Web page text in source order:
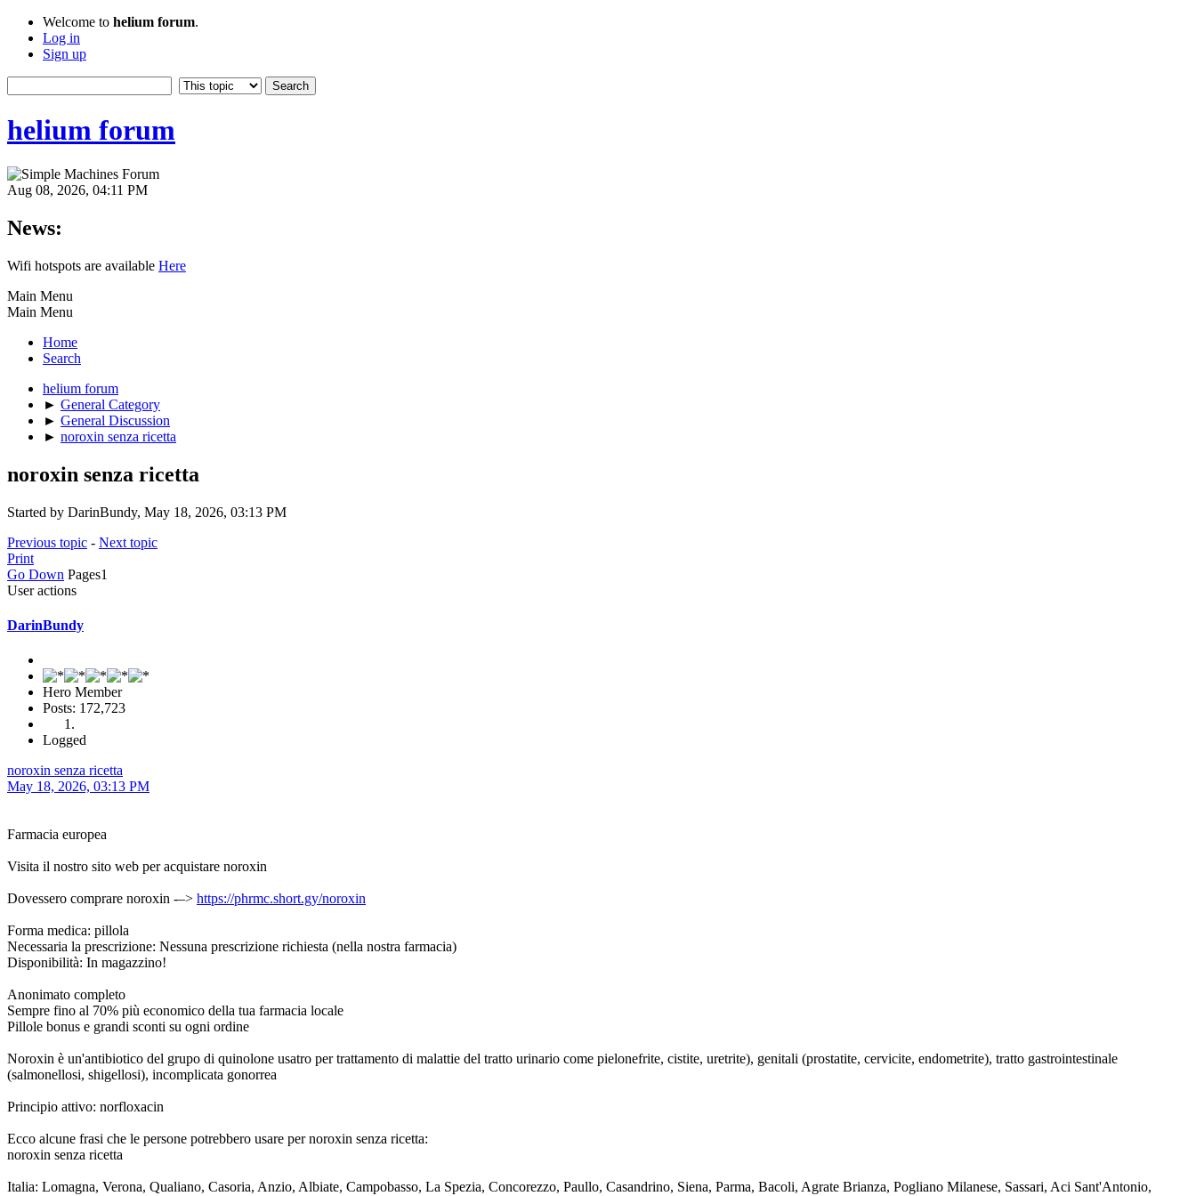
Welcome to helium forum.
Log in
Sign up
helium forum
Aug 08, 2026, 04:11 PM
News:
Wifi hotspots are available Here
Main Menu
Main Menu
Home
Search
helium forum
► General Category
► General Discussion
► noroxin senza ricetta
noroxin senza ricetta
Started by DarinBundy, May 18, 2026, 03:13 PM
Previous topic - Next topic
Print
Go Down Pages1
User actions
DarinBundy
Hero Member
Posts: 172,723
Logged
noroxin senza ricetta
May 18, 2026, 03:13 PM
Farmacia europea
Visita il nostro sito web per acquistare noroxin
Dovessero comprare noroxin -–> https://phrmc.short.gy/noroxin
Forma medica: pillola
Necessaria la prescrizione: Nessuna prescrizione richiesta (nella nostra farmacia)
Disponibilità: In magazzino!
Anonimato completo
Sempre fino al 70% più economico della tua farmacia locale
Pillole bonus e grandi sconti su ogni ordine
Noroxin è un'antibiotico del grupo di quinolone usatro per trattamento di malattie del tratto urinario come pielonefrite, cistite, uretrite), genitali (prostatite, cervicite, endometrite), tratto gastrointestinale
(salmonellosi, shigellosi), incomplicata gonorrea
Principio attivo: norfloxacin
Ecco alcune frasi che le persone potrebbero usare per noroxin senza ricetta:
noroxin senza ricetta
Italia: Lomagna, Verona, Qualiano, Casoria, Anzio, Albiate, Campobasso, La Spezia, Concorezzo, Paullo, Casandrino, Siena, Parma, Bacoli, Agrate Brianza, Pogliano Milanese, Sassari, Aci Sant'Antonio,